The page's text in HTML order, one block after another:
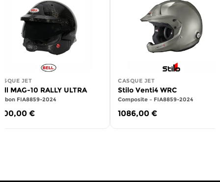
JET
MAG-10 RALLY ULTRA
FIA8859-2024
€
CASQUE JET
Stilo Venti4 WRC
Composite – FIA8859-2024
1086,00 €